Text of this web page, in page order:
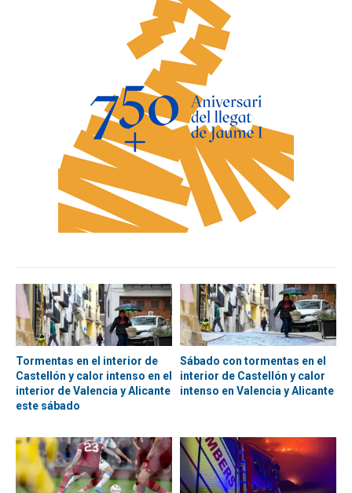
Tormentas en el interior de
Castellón y calor intenso en el
interior de Valencia y Alicante
este sábado
Sábado con tormentas en el
interior de Castellón y calor
intenso en Valencia y Alicante